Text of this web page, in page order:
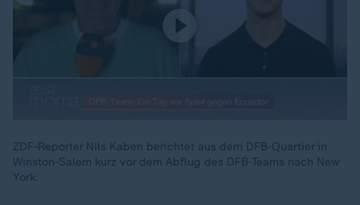
ZDF-Reporter Nils Kaben berichtet aus dem DFB-Quartier in
Winston-Salem kurz vor dem Abflug des DFB-Teams nach New
York.